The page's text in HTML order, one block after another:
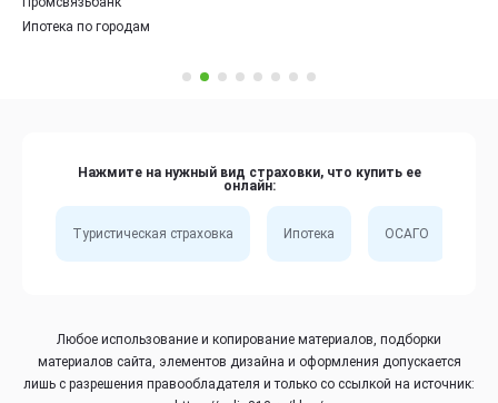
Ипотека по городам
Нажмите на нужный вид страховки, что купить ее
онлайн:
Туристическая страховка Ипотека ОСАГО
Любое использование и копирование материалов, подборки
материалов сайта, элементов дизайна и оформления допускается
лишь с разрешения правообладателя и только со ссылкой на источник: